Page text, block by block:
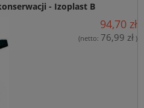
- Izoplast B
94,70 zł
(netto: 76,99 zł )